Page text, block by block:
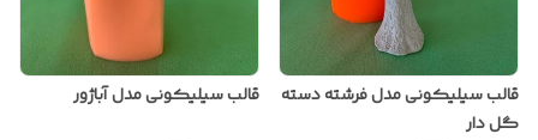
قالب سیلیکونی مدل فرشته دسته
گل دار
قالب سیلیکونی مدل آباژور